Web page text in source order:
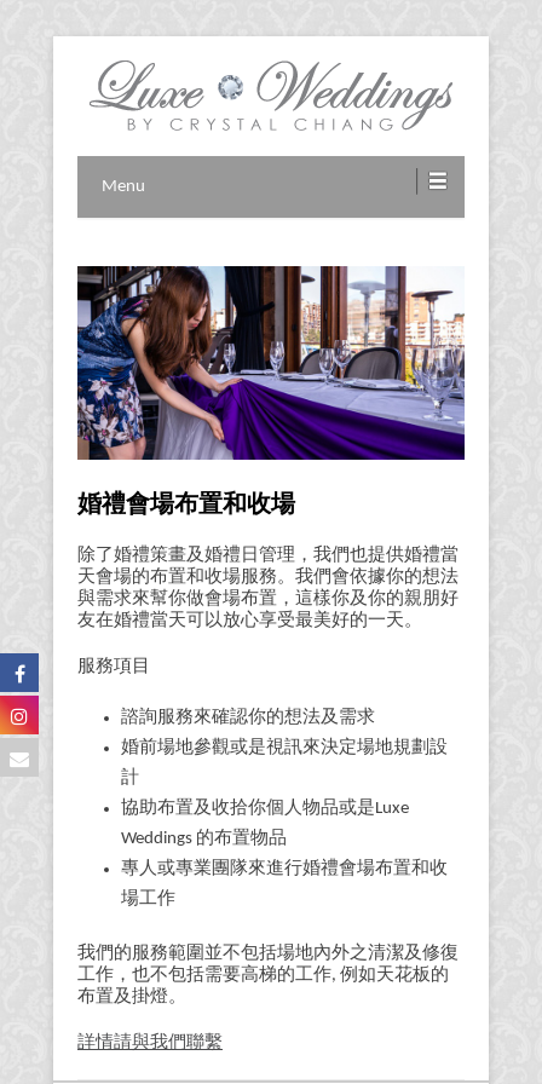
Luxe Weddings by Crystal
Menu
婚禮會場布置和收場
除了婚禮策畫及婚禮日管理，我們也提供婚禮當
天會場的布置和收場服務。我們會依據你的想法
與需求來幫你做會場布置，這樣你及你的親朋好
友在婚禮當天可以放心享受最美好的一天。
服務項目
諮詢服務來確認你的想法及需求
婚前場地參觀或是視訊來決定場地規劃設
計
協助布置及收拾你個人物品或是Luxe
Weddings 的布置物品
專人或專業團隊來進行婚禮會場布置和收
場工作
我們的服務範圍並不包括場地內外之清潔及修復
工作，也不包括需要高梯的工作, 例如天花板的
布置及掛燈。
詳情請與我們聯繫